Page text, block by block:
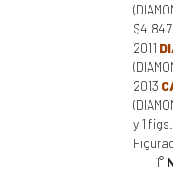
2011
2013
y 1
1°